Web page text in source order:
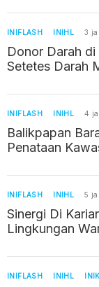
INIFLASH INIHL 3
Donor Darah
Setetes Darah
INIFLASH INIHL 4
Balikpapan
Penataan
INIFLASH INIHL 5
Sinergi Di
Lingkungan
INIFLASH INIHL